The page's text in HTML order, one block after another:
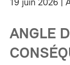
19 juin 2026 |
ANGLE